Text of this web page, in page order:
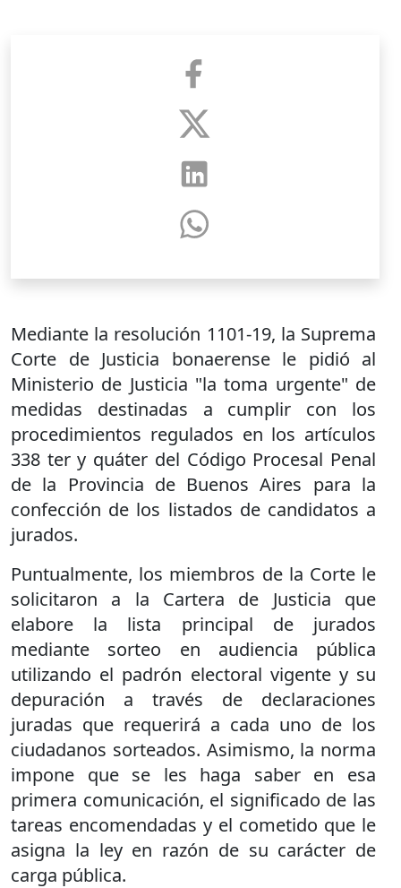
Mediante la resolución 1101-19, la Suprema
Corte de Justicia bonaerense le pidió al
Ministerio de Justicia "la toma urgente" de
medidas destinadas a cumplir con los
procedimientos regulados en los artículos
338 ter y quáter del Código Procesal Penal
de la Provincia de Buenos Aires para la
confección de los listados de candidatos a
jurados.
Puntualmente, los miembros de la Corte le
solicitaron a la Cartera de Justicia que
elabore la lista principal de jurados
mediante sorteo en audiencia pública
utilizando el padrón electoral vigente y su
depuración a través de declaraciones
juradas que requerirá a cada uno de los
ciudadanos sorteados. Asimismo, la norma
impone que se les haga saber en esa
primera comunicación, el significado de las
tareas encomendadas y el cometido que le
asigna la ley en razón de su carácter de
carga pública.